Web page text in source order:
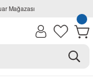
Mağazası